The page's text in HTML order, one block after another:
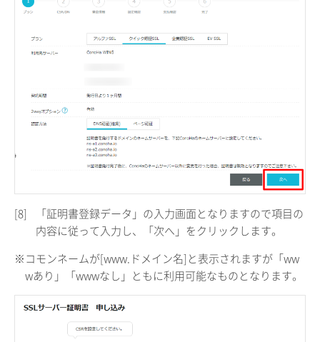
[8]
「証明書登録データ」の入力画面となりますので項目の
内容に従って入力し、「次へ」をクリックします。
※コモンネームが[www.ドメイン名]と表示されますが「ww
wあり」「wwwなし」ともに利用可能なものとなります。